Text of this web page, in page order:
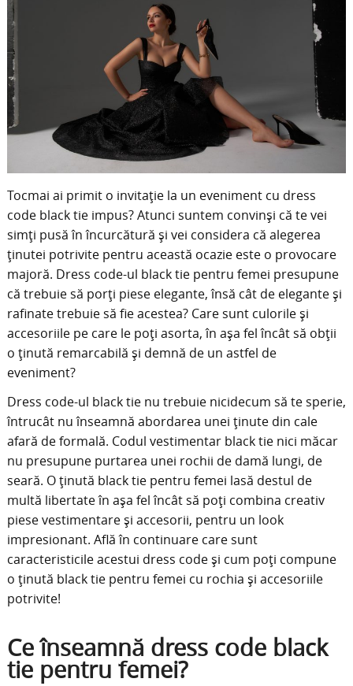
Tocmai ai primit o invitație la un eveniment cu dress
code black tie impus? Atunci suntem convinși că te vei
simți pusă în încurcătură și vei considera că alegerea
ținutei potrivite pentru această ocazie este o provocare
majoră. Dress code-ul black tie pentru femei presupune
că trebuie să porți piese elegante, însă cât de elegante și
rafinate trebuie să fie acestea? Care sunt culorile și
accesoriile pe care le poți asorta, în așa fel încât să obții
o ținută remarcabilă și demnă de un astfel de
eveniment?
Dress code-ul black tie nu trebuie nicidecum să te sperie,
întrucât nu înseamnă abordarea unei ținute din cale
afară de formală. Codul vestimentar black tie nici măcar
nu presupune purtarea unei rochii de damă lungi, de
seară. O ținută black tie pentru femei lasă destul de
multă libertate în așa fel încât să poți combina creativ
piese vestimentare și accesorii, pentru un look
impresionant. Află în continuare care sunt
caracteristicile acestui dress code și cum poți compune
o ținută black tie pentru femei cu rochia și accesoriile
potrivite!
Ce înseamnă dress code black
tie pentru femei?